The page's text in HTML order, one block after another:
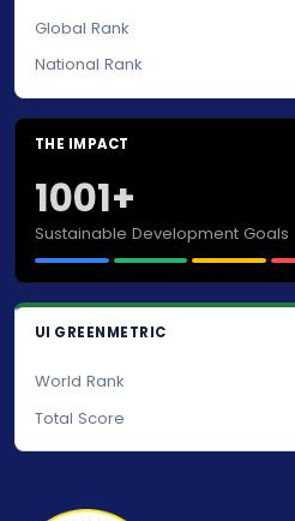
Global Rank
National Rank
THE IMPACT
1001+
Sustainable Development Goals
UI GREENMETRIC
World Rank
Total Score